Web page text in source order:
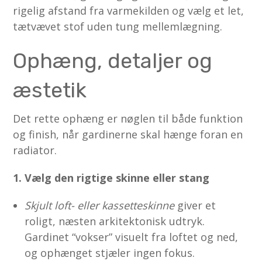
rigelig afstand fra varmekilden og vælg et let,
tætvævet stof uden tung mellemlægning.
Ophæng, detaljer og
æstetik
Det rette ophæng er nøglen til både funktion
og finish, når gardinerne skal hænge foran en
radiator.
1. Vælg den rigtige skinne eller stang
Skjult loft- eller kassette­skinnegiver et
roligt, næsten arkitektonisk udtryk.
Gardinet “vokser” visuelt fra loftet og ned,
og ophænget stjæler ingen fokus.